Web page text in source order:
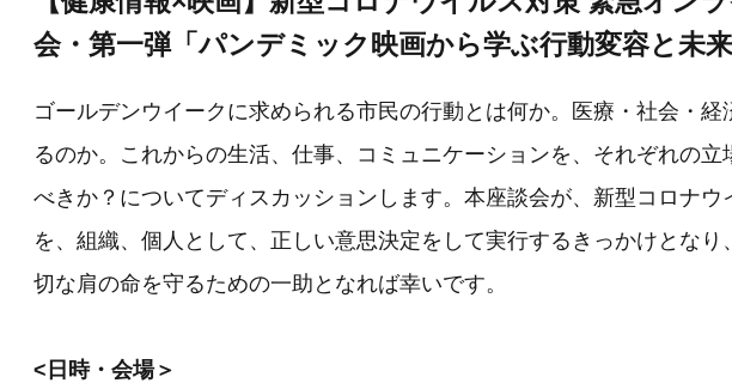
会・第一弾「パンデミック映画から学ぶ行動変容と未来
ゴールデンウイークに求められる市民の行動とは何か。医療・社会・経
るのか。これからの生活、仕事、コミュニケーションを、それぞれの立
べきか？についてディスカッションします。本座談会が、新型コロナウ
を、組織、個人として、正しい意思決定をして実行するきっかけとなり
切な肩の命を守るための一助となれば幸いです。
<日時・会場＞